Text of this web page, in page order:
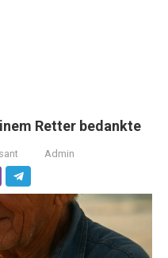
Retter bedankte
Admin